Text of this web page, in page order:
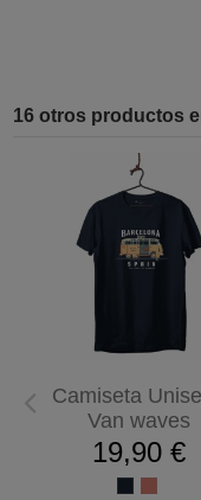
16 otros productos
Camiseta
Van waves
19,90 €